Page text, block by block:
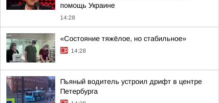
помощь Украине
14:28
«Состояние тяжёлое, но стабильное»
14:28
Пьяный водитель устроил дрифт в центре
Петербурга